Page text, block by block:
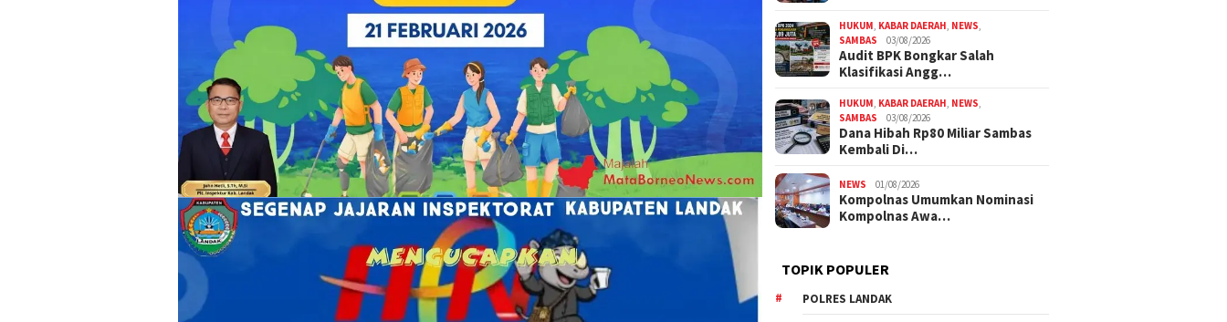
HUKUM KABAR DAERAH NEWS
SAMBAS
03/08/2026
Audit BPK Bongkar Salah
Klasifikasi Angg…
HUKUM KABAR DAERAH NEWS
SAMBAS
03/08/2026
Dana Hibah Rp80 Miliar Sambas
Kembali Di…
NEWS 01/08/2026
Kompolnas Umumkan Nominasi
Kompolnas Awa…
TOPIK POPULER
POLRES LANDAK